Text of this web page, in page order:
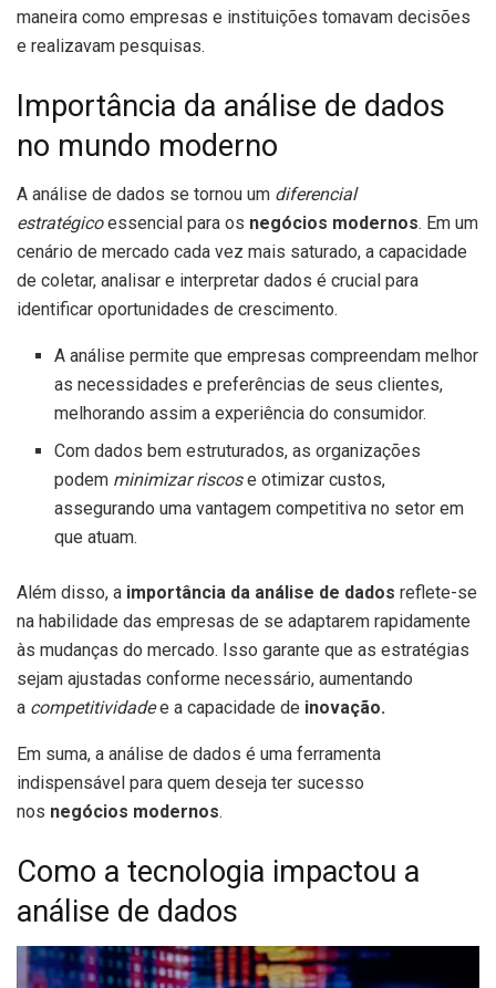
maneira como empresas e instituições tomavam decisões
e realizavam pesquisas.
Importância da análise de dados
no mundo moderno
A análise de dados se tornou um diferencial
estratégicoessencial para os negócios modernos. Em um
cenário de mercado cada vez mais saturado, a capacidade
de coletar, analisar e interpretar dados é crucial para
identificar oportunidades de crescimento.
A análise permite que empresas compreendam melhor
as necessidades e preferências de seus clientes,
melhorando assim a experiência do consumidor.
Com dados bem estruturados, as organizações
podem minimizar riscose otimizar custos,
assegurando uma vantagem competitiva no setor em
que atuam.
Além disso, a importância da análise de dados reflete-se
na habilidade das empresas de se adaptarem rapidamente
às mudanças do mercado. Isso garante que as estratégias
sejam ajustadas conforme necessário, aumentando
a competitividadee a capacidade de inovação.
Em suma, a análise de dados é uma ferramenta
indispensável para quem deseja ter sucesso
nos negócios modernos.
Como a tecnologia impactou a
análise de dados